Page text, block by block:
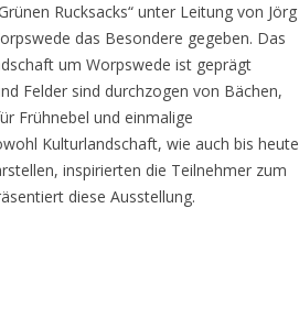
Rucksacks“ unter Leitung von Jörg
das Besondere gegeben. Das
um Worpswede ist geprägt
Felder sind durchzogen von Bächen,
Frühnebel und einmalige
Kulturlandschaft, wie auch bis heute
inspirierten die Teilnehmer zum
diese Ausstellung.